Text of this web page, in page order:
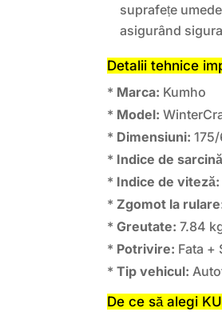
suprafețe
asigurând
Detalii tehnice
* Marca: Kumho
* Model:
* Dimensiuni:
* Indice de
* Indice de viteză:
* Zgomot la
*Greutate: 7.84
* Potrivire: Fata +
*Tip vehicul:
De ce să alegi